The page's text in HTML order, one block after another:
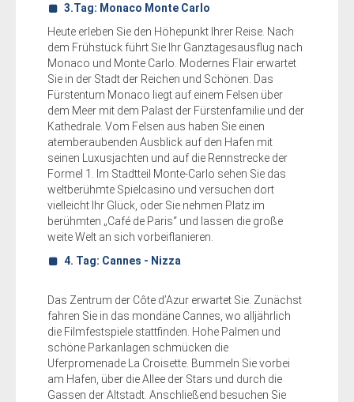
3.Tag: Monaco Monte Carlo
Heute erleben Sie den Höhepunkt Ihrer Reise. Nach
dem Frühstück führt Sie Ihr Ganztagesausflug nach
Monaco und Monte Carlo. Modernes Flair erwartet
Sie in der Stadt der Reichen und Schönen. Das
Fürstentum Monaco liegt auf einem Felsen über
dem Meer mit dem Palast der Fürstenfamilie und der
Kathedrale. Vom Felsen aus haben Sie einen
atemberaubenden Ausblick auf den Hafen mit
seinen Luxusjachten und auf die Rennstrecke der
Formel 1. Im Stadtteil Monte-Carlo sehen Sie das
weltberühmte Spielcasino und versuchen dort
vielleicht Ihr Glück, oder Sie nehmen Platz im
berühmten „Café de Paris“ und lassen die große
weite Welt an sich vorbeiflanieren.
4. Tag: Cannes - Nizza
Das Zentrum der Côte d’Azur erwartet Sie. Zunächst
fahren Sie in das mondäne Cannes, wo alljährlich
die Filmfestspiele stattfinden. Hohe Palmen und
schöne Parkanlagen schmücken die
Uferpromenade La Croisette. Bummeln Sie vorbei
am Hafen, über die Allee der Stars und durch die
Gassen der Altstadt. Anschließend besuchen Sie